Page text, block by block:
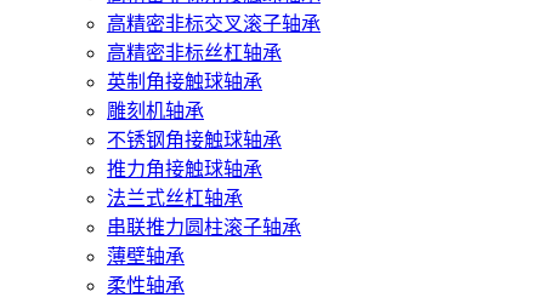
高精密非标交叉滚子轴承
高精密非标丝杠轴承
英制角接触球轴承
雕刻机轴承
不锈钢角接触球轴承
推力角接触球轴承
法兰式丝杠轴承
串联推力圆柱滚子轴承
薄壁轴承
柔性轴承